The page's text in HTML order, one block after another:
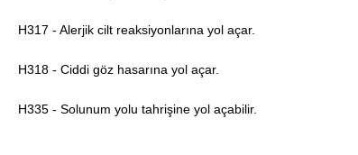
H317 - Alerjik cilt reaksiyonlarına yol açar.
H318 - Ciddi göz hasarına yol açar.
H335 - Solunum yolu tahrişine yol açabilir.